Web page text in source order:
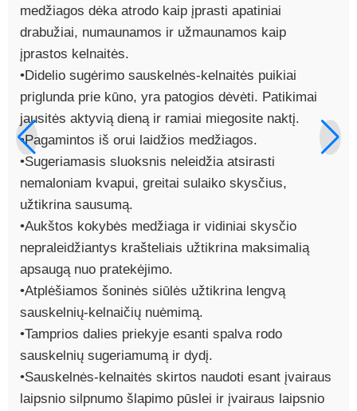
medžiagos dėka atrodo kaip įprasti apatiniai
drabužiai, numaunamos ir užmaunamos kaip
įprastos kelnaitės.
•Didelio sugėrimo sauskelnės-kelnaitės puikiai
priglunda prie kūno, yra patogios dėvėti. Patikimai
jausitės aktyvią dieną ir ramiai miegosite naktį.
•Pagamintos iš orui laidžios medžiagos.
•Sugeriamasis sluoksnis neleidžia atsirasti
nemaloniam kvapui, greitai sulaiko skysčius,
užtikrina sausumą.
•Aukštos kokybės medžiaga ir vidiniai skysčio
nepraleidžiantys krašteliais užtikrina maksimalią
apsaugą nuo pratekėjimo.
•Atplėšiamos šoninės siūlės užtikrina lengvą
sauskelnių-kelnaičių nuėmimą.
•Tamprios dalies priekyje esanti spalva rodo
sauskelnių sugeriamumą ir dydį.
•Sauskelnės-kelnaitės skirtos naudoti esant įvairaus
laipsnio silpnumo šlapimo pūslei ir įvairaus laipsnio